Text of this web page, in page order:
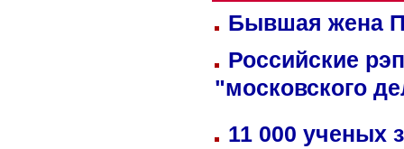
Бывшая жена
Российские
"московского
11 000 ученых